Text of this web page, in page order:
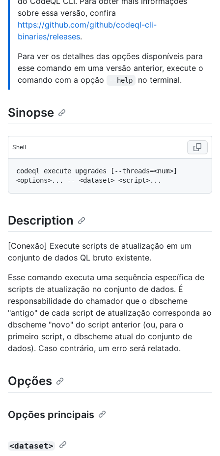
sobre essa versão, confira
https://github.com/github/codeql-cli-
binaries/releases.
Para ver os detalhes das opções disponíveis para
esse comando em uma versão anterior, execute o
comando com a opção
--help no terminal.
Sinopse
Shell
codeql execute upgrades [--threads=<num>]
Description
[Conexão] Execute scripts de atualização em um
conjunto de dados QL bruto existente.
Esse comando executa uma sequência específica de
scripts de atualização no conjunto de dados. É
responsabilidade do chamador que o dbscheme
"antigo" de cada script de atualização corresponda ao
dbscheme "novo" do script anterior (ou, para o
primeiro script, o dbscheme atual do conjunto de
dados). Caso contrário, um erro será relatado.
Opções
Opções principais
<dataset>